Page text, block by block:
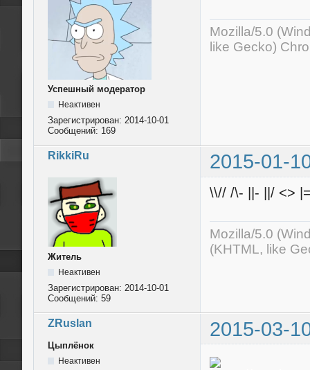
Успешный модератор
Неактивен
Зарегистрирован: 2014-10-01
Сообщений: 169
Mozilla/5.0
like Gecko)
RikkiRu 2015-01-
Житель
Неактивен
Зарегистрирован: 2014-10-01
Сообщений: 59
\\// /\- ||- ||/ <>
Mozilla/5.0
(KHTML, like
ZRuslan 2015-03-
Цыплёнок
Неактивен